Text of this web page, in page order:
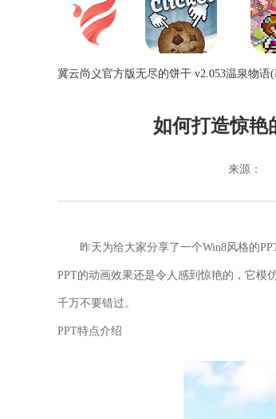
冀云尚义官方版无尽的饼干 v2.053温泉物语
如何打造惊艳
来源：
昨天为给大家分享了一个Win8风格的
PPT的动画效果还是令人感到惊艳的，它模
千万不要错过。
PPT特点介绍